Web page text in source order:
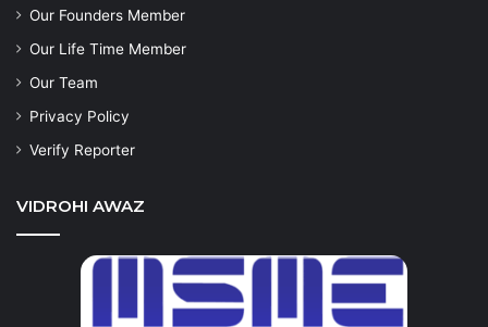
Our Founders Member
Our Life Time Member
Our Team
Privacy Policy
Verify Reporter
VIDROHI AWAZ